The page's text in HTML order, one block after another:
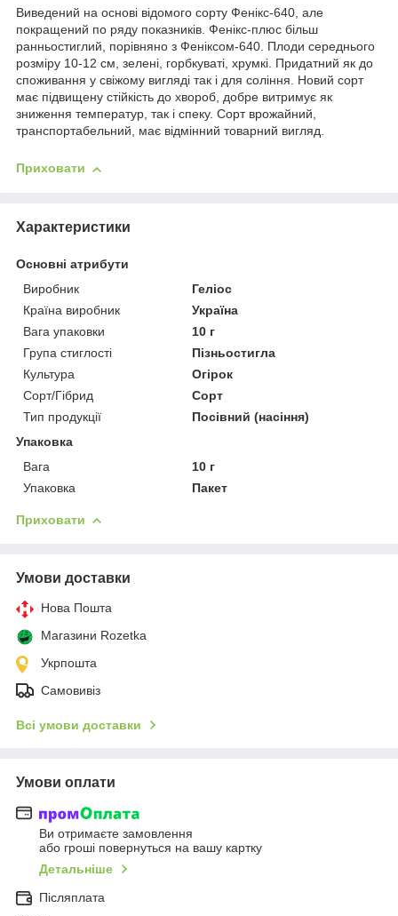
Виведений на основі відомого сорту Фенікс-640, але
покращений по ряду показників. Фенікс-плюс більш
ранньостиглий, порівняно з Феніксом-640. Плоди середнього
розміру 10-12 см, зелені, горбкуваті, хрумкі. Придатний як до
споживання у свіжому вигляді так і для соління. Новий сорт
має підвищену стійкість до хвороб, добре витримує як
зниження температур, так і спеку. Сорт врожайний,
транспортабельний, має відмінний товарний вигляд.
Приховати
Характеристики
Основні атрибути
Виробник
Геліос
Країна виробник
Україна
Вага упаковки
10 г
Група стиглості
Пізньостигла
Культура
Огірок
Сорт/Гібрид
Сорт
Тип продукції
Посівний (насіння)
Упаковка
Вага
10 г
Упаковка
Пакет
Приховати
Умови доставки
Нова Пошта
Магазини Rozetka
Укрпошта
Самовивіз
Всі умови доставки
Умови оплати
Ви отримаєте замовлення
або гроші повернуться на вашу картку
Детальніше
Післяплата